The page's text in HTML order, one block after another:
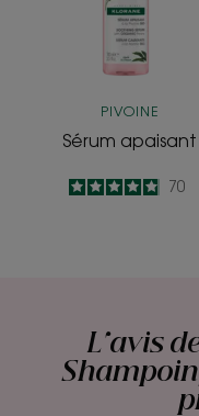
PIVOINE
Sérum apaisant
4.9
/
5
70
L'avis